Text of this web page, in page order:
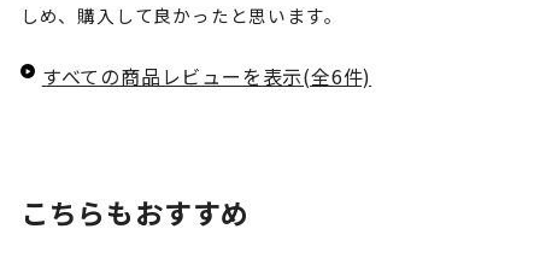
しめ、購入して良かったと思います。
すべての商品レビューを表示(全6件)
こちらもおすすめ